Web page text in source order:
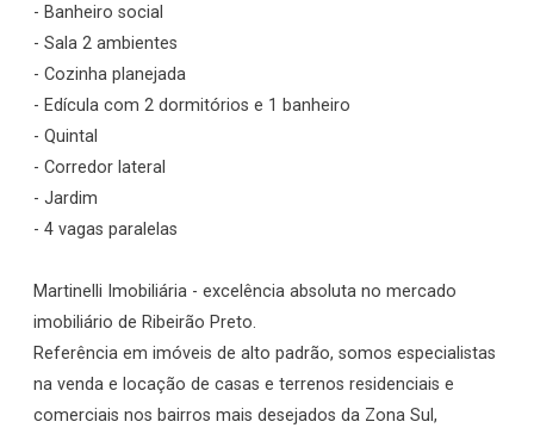
- Banheiro social
- Sala 2 ambientes
- Cozinha planejada
- Edícula com 2 dormitórios e 1 banheiro
- Quintal
- Corredor lateral
- Jardim
- 4 vagas paralelas
Martinelli Imobiliária - excelência absoluta no mercado
imobiliário de Ribeirão Preto.
Referência em imóveis de alto padrão, somos especialistas
na venda e locação de casas e terrenos residenciais e
comerciais nos bairros mais desejados da Zona Sul,